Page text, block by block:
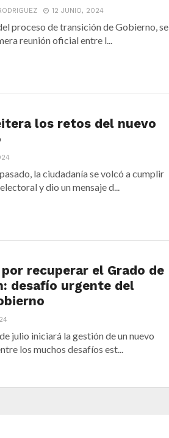
12 JUNIO, 2024
proceso de transición de Gobierno, se
reunión oficial entre l...
los retos del nuevo
la ciudadanía se volcó a cumplir
y dio un mensaje d...
recuperar el Grado de
desafío urgente del
julio iniciará la gestión de un nuevo
los muchos desafíos est...